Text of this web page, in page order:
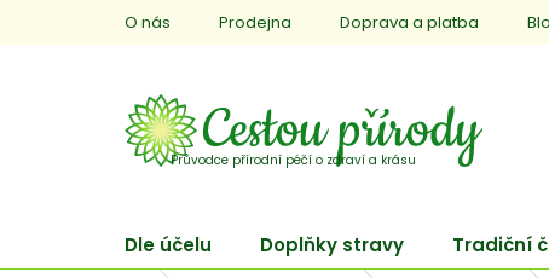
O nás Prodejna Doprava a platba
Dle účelu Doplňky stravy Tradiční